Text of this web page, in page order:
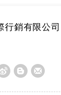
銷有限公司